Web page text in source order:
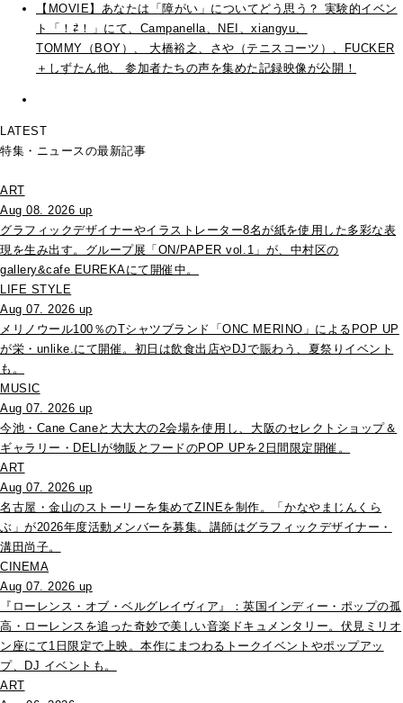
【MOVIE】あなたは「障がい」についてどう思う？ 実験的イベン
ト「！⇄！」にて、Campanella、NEI、xiangyu、
TOMMY（BOY）、 大橋裕之、さや（テニスコーツ）、FUCKER
＋しずたん他、 参加者たちの声を集めた記録映像が公開！
LATEST
特集・ニュースの最新記事
ART
Aug 08. 2026 up
グラフィックデザイナーやイラストレーター8名が紙を使用した多彩な表
現を生み出す。グループ展「ON/PAPER vol.1」が、中村区の
gallery&cafe EUREKAにて開催中。
LIFE STYLE
Aug 07. 2026 up
メリノウール100％のTシャツブランド「ONC MERINO」によるPOP UP
が栄・unlike.にて開催。初日は飲食出店やDJで賑わう、夏祭りイベント
も。
MUSIC
Aug 07. 2026 up
今池・Cane Caneと大大大の2会場を使用し、大阪のセレクトショップ＆
ギャラリー・DELIが物販とフードのPOP UPを2日間限定開催。
ART
Aug 07. 2026 up
名古屋・金山のストーリーを集めてZINEを制作。「かなやまじんくら
ぶ」が2026年度活動メンバーを募集。講師はグラフィックデザイナー・
溝田尚子。
CINEMA
Aug 07. 2026 up
『ローレンス・オブ・ベルグレイヴィア』：英国インディー・ポップの孤
高・ローレンスを追った奇妙で美しい音楽ドキュメンタリー。伏見ミリオ
ン座にて1日限定で上映。本作にまつわるトークイベントやポップアッ
プ、DJ イベントも。
ART